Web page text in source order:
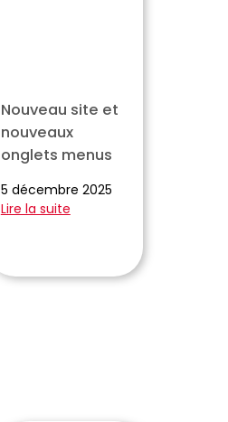
Nouveau site et
nouveaux
onglets menus
5 décembre 2025
Lire la suite